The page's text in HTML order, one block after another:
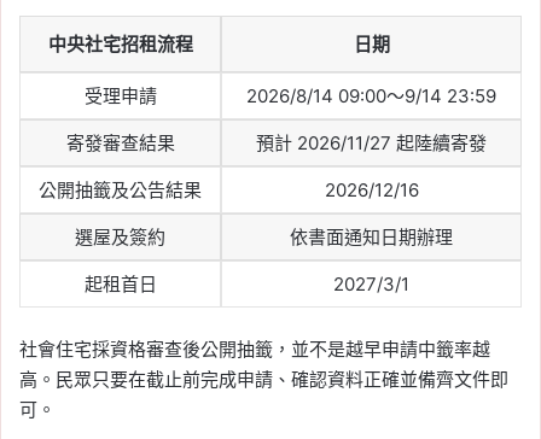
中央社宅招租流程 日期
受理申請 2026/8/14 09:00～9/14 23:59
寄發審查結果 預計 2026/11/27 起陸續寄發
公開抽籤及公告結果 2026/12/16
選屋及簽約 依書面通知日期辦理
起租首日 2027/3/1
社會住宅採資格審查後公開抽籤，並不是越早申請中籤率越
高。民眾只要在截止前完成申請、確認資料正確並備齊文件即
可。